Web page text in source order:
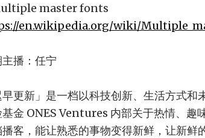
master fonts
en.wikipedia.org/wiki/
播：任宁
早更新」是一档以科技创新、生活方式
基金 ONES Ventures 内部关于热情、趣
客，能让熟悉的事物变得新鲜，让新鲜